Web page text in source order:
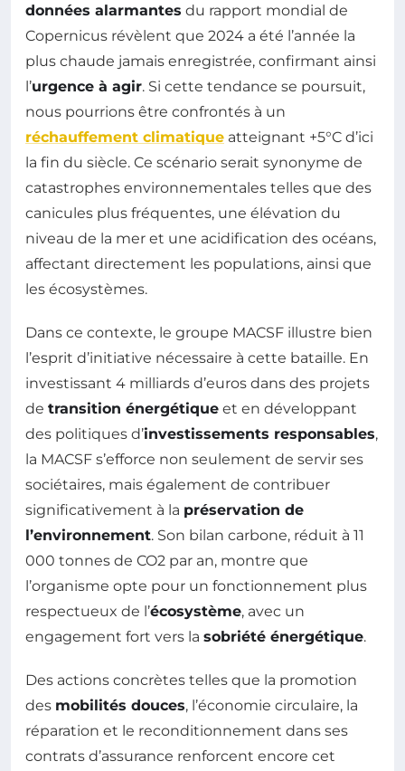
données alarmantes du rapport mondial de
Copernicus révèlent que 2024 a été l’année la
plus chaude jamais enregistrée, confirmant ainsi
l’urgence à agir. Si cette tendance se poursuit,
nous pourrions être confrontés à un
réchauffement climatique atteignant +5°C d’ici
la fin du siècle. Ce scénario serait synonyme de
catastrophes environnementales telles que des
canicules plus fréquentes, une élévation du
niveau de la mer et une acidification des océans,
affectant directement les populations, ainsi que
les écosystèmes.
Dans ce contexte, le groupe MACSF illustre bien
l’esprit d’initiative nécessaire à cette bataille. En
investissant 4 milliards d’euros dans des projets
de transition énergétique et en développant
des politiques d’investissements responsables,
la MACSF s’efforce non seulement de servir ses
sociétaires, mais également de contribuer
significativement à la préservation de
l’environnement. Son bilan carbone, réduit à 11
000 tonnes de CO2 par an, montre que
l’organisme opte pour un fonctionnement plus
respectueux de l’écosystème, avec un
engagement fort vers la sobriété énergétique.
Des actions concrètes telles que la promotion
des mobilités douces, l’économie circulaire, la
réparation et le reconditionnement dans ses
contrats d’assurance renforcent encore cet